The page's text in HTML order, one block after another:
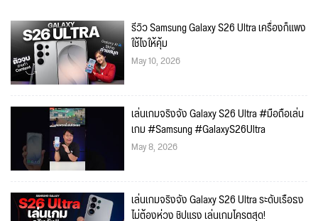
รีวิว Samsung Galaxy S26 Ultra เครื่องก็แพง
ใช้ไงให้คุ้ม
May 10, 2026
เล่นเกมจริงจัง Galaxy S26 Ultra #มือถือเล่น
เกม #Samsung #GalaxyS26Ultra
May 8, 2026
เล่นเกมจริงจัง Galaxy S26 Ultra ระดับเรือธง
ไม่ต้องห่วง ชิปแรง เล่นเกมโครตสุด!